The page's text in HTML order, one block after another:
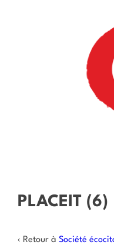
PLACEIT (6)
‹ Retour à Société